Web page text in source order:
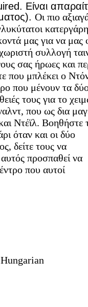
Είναι
. Οι πιο
μας για να μας
συλλογή
σας ήρωες και
που μπλέκει ο
που μένουν τα
τους για το
που ως δια
Ντέϊλ. Βοηθήστε
όταν και οι δύο
δείτε τους να
προσπαθεί να
που αυτοί